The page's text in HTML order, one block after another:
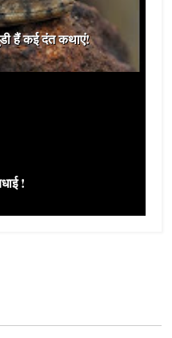
हैं कई दंत कथाएं!
!